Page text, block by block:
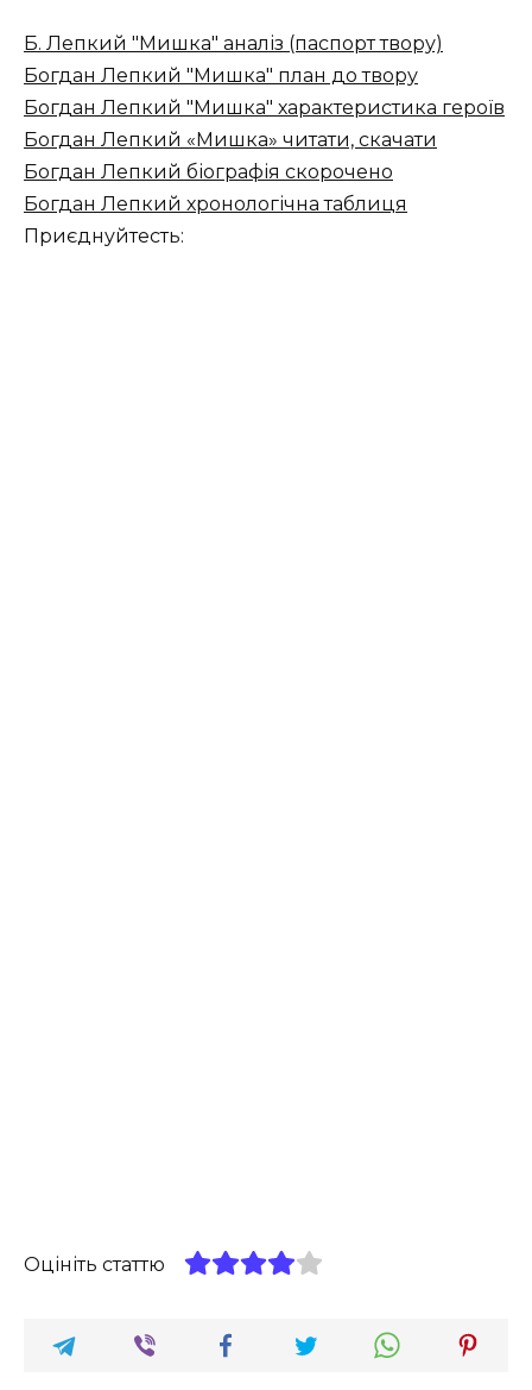
Б. Лепкий "Мишка" аналіз (паспорт твору)
Богдан Лепкий "Мишка" план до твору
Богдан Лепкий "Мишка" характеристика героїв
Богдан Лепкий «Мишка» читати, скачати
Богдан Лепкий біографія скорочено
Богдан Лепкий хронологічна таблиця
Приєднуйтесть:
Оцініть статтю